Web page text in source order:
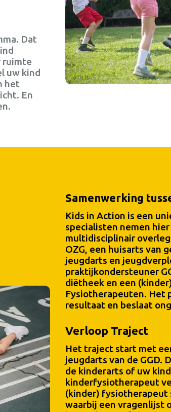
Dat
ruimte
uw kind
het
En
Samenwerking
Kids in Action is een
specialisten nemen
multidisciplinair
OZG, een huisarts van
jeugdarts en
praktijkondersteuner
diëtheek en een
Fysiotherapeuten. Het
resultaat en beslaat
Verloop Traject
Het traject start met
jeugdarts van de GGD.
de kinderarts of uw
kinderfysiotherapeut
(kinder)
waarbij een vragenlijst